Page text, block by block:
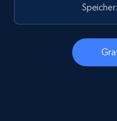
Instagram -